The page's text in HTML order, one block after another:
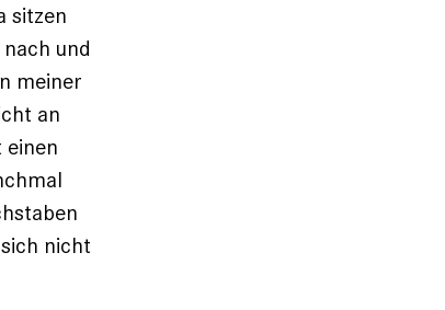
sitzen
und
meiner
an
nicht